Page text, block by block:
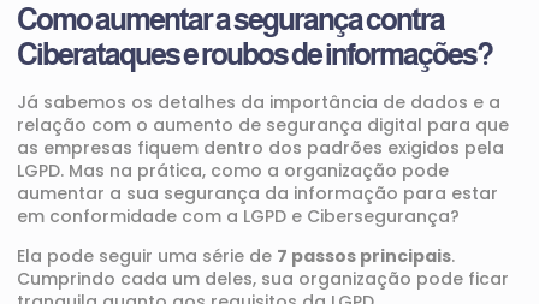
Como aumentar a segurança contra
Ciberataques e roubos de informações?
Já sabemos os detalhes da importância de dados e a
relação com o aumento de segurança digital para que
as empresas fiquem dentro dos padrões exigidos pela
LGPD. Mas na prática, como a organização pode
aumentar a sua segurança da informação para estar
em conformidade com a LGPD e Cibersegurança?
Ela pode seguir uma série de 7 passos principais.
Cumprindo cada um deles, sua organização pode ficar